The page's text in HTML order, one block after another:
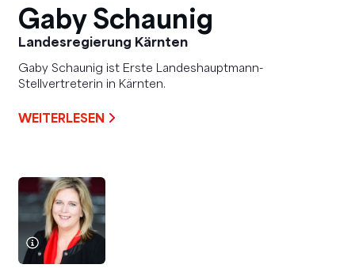
Gaby Schaunig
Landesregierung Kärnten
Gaby Schaunig ist Erste Landeshauptmann-
Stellvertreterin in Kärnten.
WEITERLESEN